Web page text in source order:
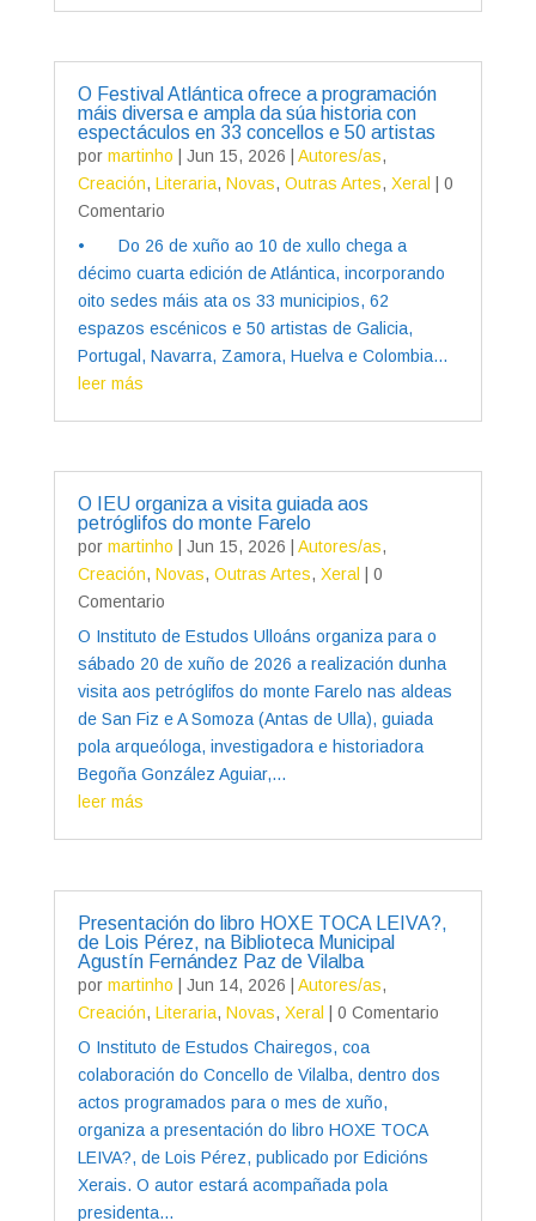
O Festival Atlántica ofrece a programación
máis diversa e ampla da súa historia con
espectáculos en 33 concellos e 50 artistas
por martinho Jun 15, 2026 Autores/as,
Creación, Literaria, Novas, Outras Artes, Xeral
| 0
Comentario
• Do 26 de xuño ao 10 de xullo chega a
décimo cuarta edición de Atlántica, incorporando
oito sedes máis ata os 33 municipios, 62
espazos escénicos e 50 artistas de Galicia,
Portugal, Navarra, Zamora, Huelva e Colombia...
leer más
O IEU organiza a visita guiada aos
petróglifos do monte Farelo
por martinho Jun 15, 2026 Autores/as,
Creación, Novas, Outras Artes, Xeral
| 0
Comentario
O Instituto de Estudos Ulloáns organiza para o
sábado 20 de xuño de 2026 a realización dunha
visita aos petróglifos do monte Farelo nas aldeas
de San Fiz e A Somoza (Antas de Ulla), guiada
pola arqueóloga, investigadora e historiadora
Begoña González Aguiar,...
leer más
Presentación do libro HOXE TOCA LEIVA?,
de Lois Pérez, na Biblioteca Municipal
Agustín Fernández Paz de Vilalba
por martinho Jun 14, 2026 Autores/as,
Creación, Literaria, Novas, Xeral
| 0 Comentario
O Instituto de Estudos Chairegos, coa
colaboración do Concello de Vilalba, dentro dos
actos programados para o mes de xuño,
organiza a presentación do libro HOXE TOCA
LEIVA?, de Lois Pérez, publicado por Edicións
Xerais. O autor estará acompañada pola
presidenta...